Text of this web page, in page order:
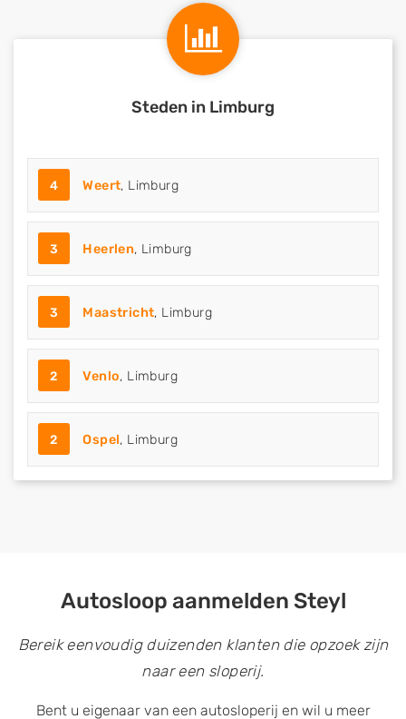
Steden in Limburg
4 Weert, Limburg
3 Heerlen, Limburg
3 Maastricht, Limburg
2 Venlo, Limburg
2 Ospel, Limburg
Autosloop aanmelden Steyl
Bereik eenvoudig duizenden klanten die opzoek zijn
naar een sloperij.
Bent u eigenaar van een autosloperij en wil u meer